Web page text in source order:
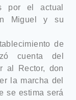
por el actual
Miguel y su
de
cuenta del
al Rector, don
la marcha del
se estima será